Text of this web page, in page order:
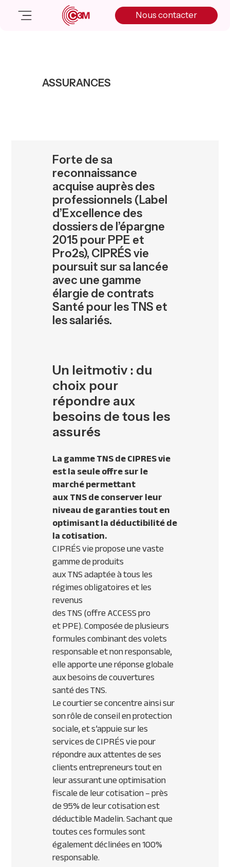
Nous contacter
Salle de presse
Nous contacter
ASSURANCES
Forte de sa
reconnaissance
acquise auprès des
professionnels (Label
d’Excellence des
dossiers de l’épargne
2015 pour PPE et
Pro2s), CIPRÉS vie
poursuit sur sa lancée
avec une gamme
élargie de contrats
Santé pour les TNS et
les salariés.
Un leitmotiv : du
choix pour
répondre aux
besoins de tous les
assurés
La gammeTNSdeCIPRESvie
est la seule offre sur le
marché permettant
auxTNSde conserver leur
niveau de garanties tout en
optimisant la déductibilité de
la cotisation.
CIPRÉS vie propose une vaste
gamme de produits
auxTNSadaptée à tous les
régimes obligatoires et les
revenus
desTNS(offreACCESSpro
etPPE). Composée de plusieurs
formules combinant des volets
responsable et non responsable,
elle apporte une réponse globale
aux besoins de couvertures
santé desTNS.
Le courtier se concentre ainsi sur
son rôle de conseil en protection
sociale, et s’appuie sur les
services deCIPRÉS vie pour
répondre aux attentes de ses
clients entrepreneurs tout en
leur assurant une optimisation
fiscale de leur cotisation – près
de 95% de leur cotisation est
déductible Madelin. Sachant que
toutes ces formules sont
également déclinées en 100%
responsable.